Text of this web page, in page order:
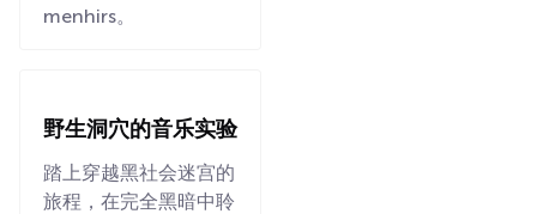
menhirs。
野生洞穴的音乐实验
踏上穿越黑社会迷宫的
旅程，在完全黑暗中聆